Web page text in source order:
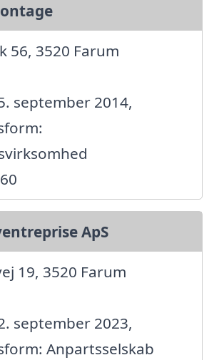
56, 3520 Farum
september 2014,
ApS
19, 3520 Farum
september 2023,
Anpartsselskab